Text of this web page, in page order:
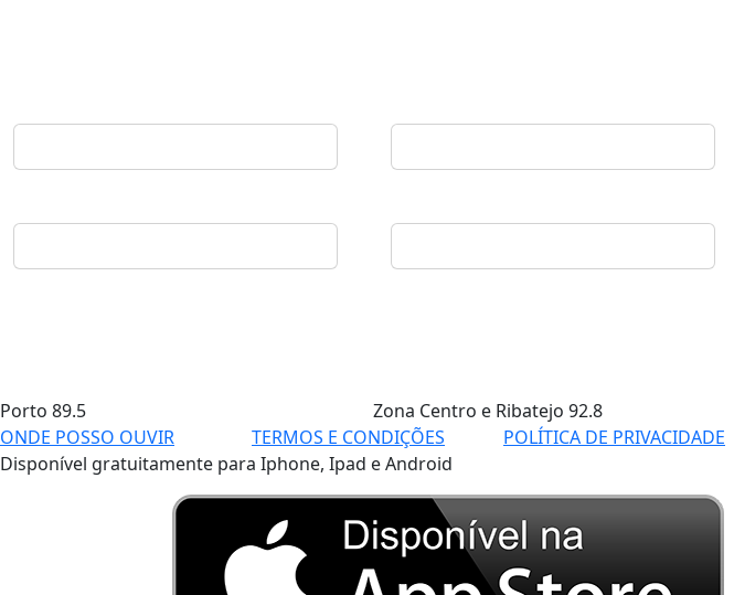
Porto 89.5 Zona Centro e Ribatejo 92.8
ONDE POSSO OUVIR
TERMOS E CONDIÇÕES POLÍTICA DE PRIVACIDADE
Disponível gratuitamente para Iphone, Ipad e Android